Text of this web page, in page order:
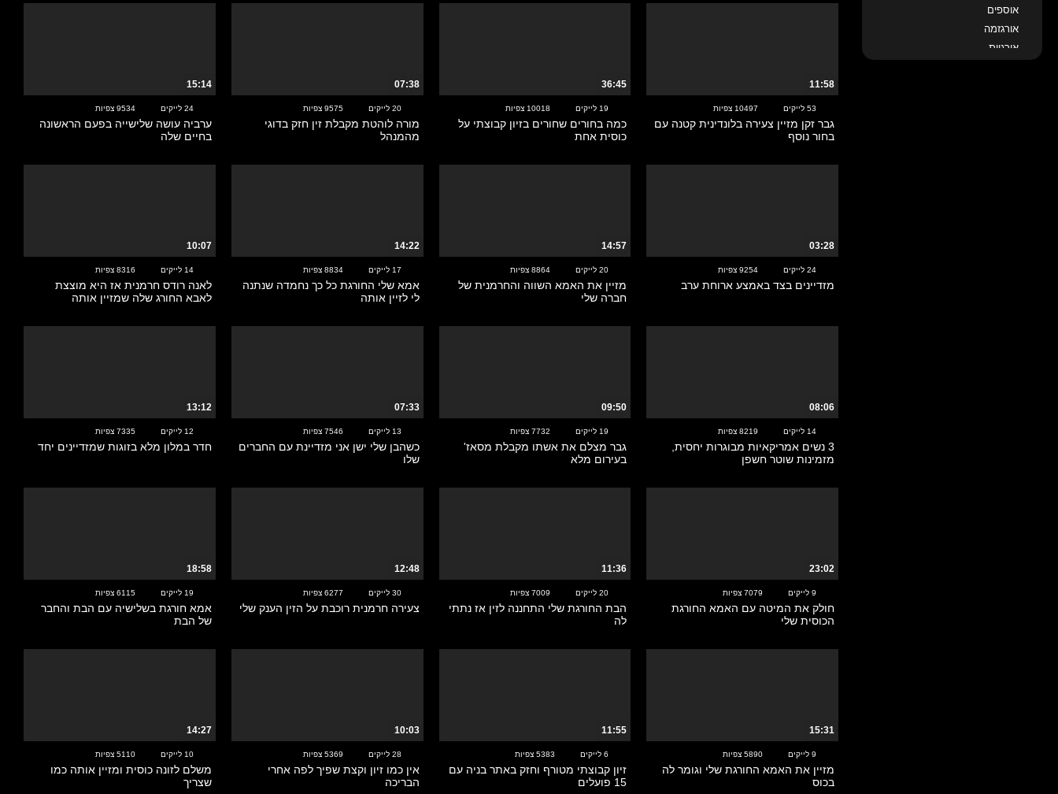
אוספים
אורגזמה
אורגיות
11:58
53 לייקים 10497 צפיות
גבר זקן מזיין צעירה בלונדינית קטנה עם
בחור נוסף
36:45
19 לייקים 10018 צפיות
כמה בחורים שחורים בזיון קבוצתי על
כוסית אחת
07:38
20 לייקים 9575 צפיות
מורה לוהטת מקבלת זין חזק בדוגי
מהמנהל
15:14
24 לייקים 9534 צפיות
ערביה עושה שלישייה בפעם הראשונה
בחיים שלה
03:28
24 לייקים 9254 צפיות
מזדיינים בצד באמצע ארוחת ערב
14:57
20 לייקים 8864 צפיות
מזיין את האמא השווה והחרמנית של
חברה שלי
14:22
17 לייקים 8834 צפיות
אמא שלי החורגת כל כך נחמדה שנתנה
לי לזיין אותה
10:07
14 לייקים 8316 צפיות
לאנה רודס חרמנית אז היא מוצצת
לאבא החורג שלה שמזיין אותה
08:06
14 לייקים 8219 צפיות
3 נשים אמריקאיות מבוגרות יחסית,
מזמינות שוטר חשפן
09:50
19 לייקים 7732 צפיות
גבר מצלם את אשתו מקבלת מסאז'
בעירום מלא
07:33
13 לייקים 7546 צפיות
כשהבן שלי ישן אני מזדיינת עם החברים
שלו
13:12
12 לייקים 7335 צפיות
חדר במלון מלא בזוגות שמזדיינים יחד
23:02
9 לייקים 7079 צפיות
חולק את המיטה עם האמא החורגת
הכוסית שלי
11:36
20 לייקים 7009 צפיות
הבת החורגת שלי התחננה לזין אז נתתי
לה
12:48
30 לייקים 6277 צפיות
צעירה חרמנית רוכבת על הזין הענק שלי
18:58
19 לייקים 6115 צפיות
אמא חורגת בשלישיה עם הבת והחבר
של הבת
15:31
9 לייקים 5890 צפיות
מזיין את האמא החורגת שלי וגומר לה
בכוס
11:55
6 לייקים 5383 צפיות
זיון קבוצתי מטורף וחזק באתר בניה עם
15 פועלים
10:03
28 לייקים 5369 צפיות
אין כמו זיון וקצת שפיך לפה אחרי
הבריכה
14:27
10 לייקים 5110 צפיות
משלם לזונה כוסית ומזיין אותה כמו
שצריך